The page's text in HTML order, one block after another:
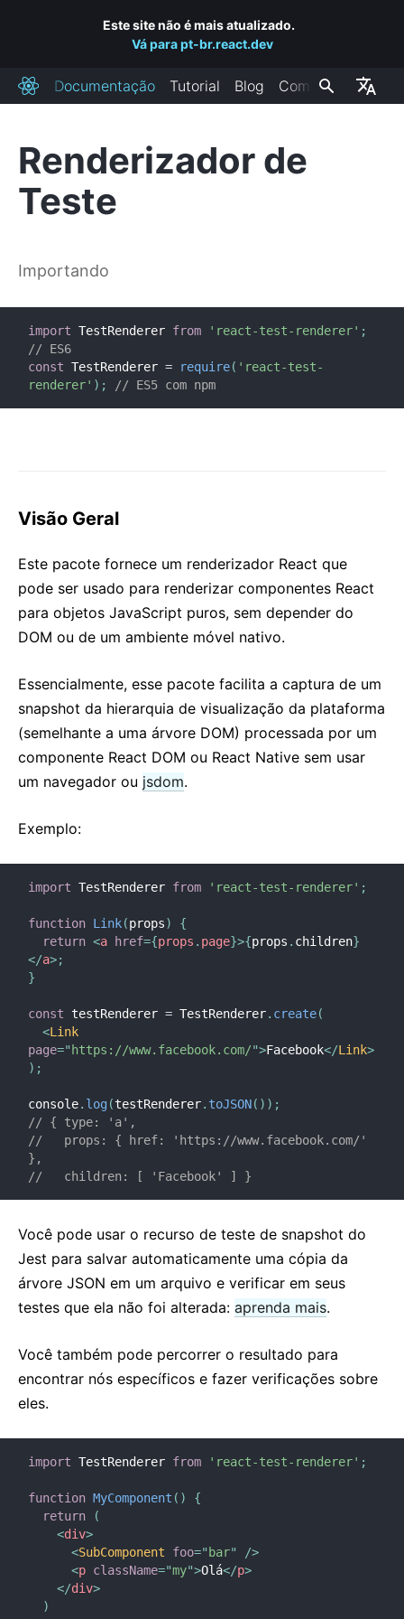
Este site não é mais atualizado.
Vá para pt-br.react.dev
ReactDocumentação Tutorial Blog Comunidade
Renderizador de
Teste
Importando
import TestRenderer from 'react-test-renderer' ;
// ES6
const TestRenderer = require( 'react-test-
renderer' ) ; // ES5 com npm
Visão Geral
Este pacote fornece um renderizador React que
pode ser usado para renderizar componentes React
para objetos JavaScript puros, sem depender do
DOM ou de um ambiente móvel nativo.
Essencialmente, esse pacote facilita a captura de um
snapshot da hierarquia de visualização da plataforma
(semelhante a uma árvore DOM) processada por um
componente React DOM ou React Native sem usar
um navegador ou jsdom.
Exemplo:
import TestRenderer from 'react-test-renderer' ;
function Link(props)
{
return <a href={props . page}>{props . children}
</a>;
}
const testRenderer = TestRenderer. create(
<Link
page=" https://www.facebook.com/">Facebook</Link>
) ;
console. log(testRenderer. toJSON( ) ) ;
// { type: 'a',
//   props: { href: 'https://www.facebook.com/'
},
//   children: [ 'Facebook' ] }
Você pode usar o recurso de teste de snapshot do
Jest para salvar automaticamente uma cópia da
árvore JSON em um arquivo e verificar em seus
testes que ela não foi alterada: aprenda mais.
Você também pode percorrer o resultado para
encontrar nós específicos e fazer verificações sobre
eles.
import TestRenderer from 'react-test-renderer' ;
function MyComponent ( )
{
return
(
<div>
<SubComponent foo=" bar"
/>
<p className="my">Olá</p>
</div>
)
INSTALAÇÃO
Introdução
CDN Links
Canais de lançamento
PRINCIPAIS CONCEITOS
1. Hello World
6. Manipulando eventos
8. Listas e Chaves
9. Forms
10. Elevando o State
12. Pensando do jeito React
GUIAS AVANÇADOS
Acessibilidade
Dividindo o Código (Code-Splitting)
Error Boundaries
Encaminhamento de Refs
Fragmentos
Componentes de Alta-ordem
Integrando com outras Bibliotecas
JSX In Depth
Portals
Profiler
React sem ES6
React sem JSX
Reconciliação (Reconciliation)
Refs e o DOM
Render Props
Modo Estrito (Strict Mode)
Checagem de tipos (Typechecking) com PropTypes
Componentes não controlados
Componentes Web
REFERÊNCIA DA API
React
ReactDOM
ReactDOMClient
ReactDOMServer
Elementos do DOM
SyntheticEvent
Utilitários de Teste
Test Renderer